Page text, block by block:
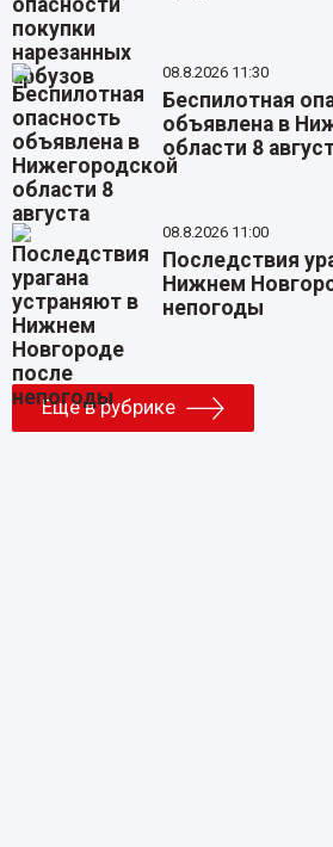
08.8.2026 11:30
Беспилотная
объявлена в
области 8
08.8.2026 11:00
Последствия
Нижнем
непогоды
Еще в рубрике